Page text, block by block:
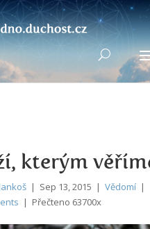
kterým
| Sep 13, 2015 | Vědomí |
| Přečteno 63700x